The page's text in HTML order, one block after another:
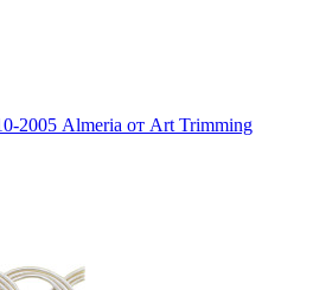
2005 Almeria от Art Trimming